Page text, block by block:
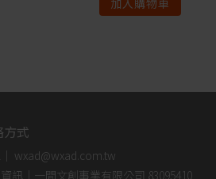
加入購物車
方式
｜ wxad@wxad.com.tw
訊｜一間文創事業有限公司 83095410